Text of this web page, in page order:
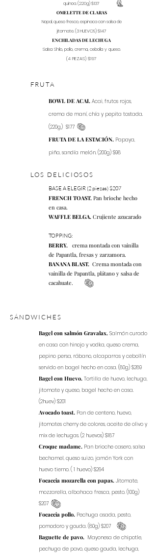
quinoa. (220g) $137
OMELETTE DE CLARAS
Nopal, queso fresco, espinaca con salsa de
jitomate. (3 HUEVOS) $147
ENCHILADAS DE LECHUGA
Salsa Shilo, pollo, crema, cebolla y queso.
(4 PIEZAS) $197
FRUTA
BOWL DE ACAI. Acai, frutos rojos,
crema de maní, chía y pepita tostada.
(220g.) $177
FRUTA DE LA ESTACIÓN. Papaya,
piña, sandía melón. (200g) $98
LOS DELICIOSOS
BASE A ELEGIR (2 piezas) $207
FRENCH TOAST. Pan brioche hecho
en casa.
WAFFLE BELGA. Crujiente azucarado
TOPPING:
BERRY. crema montada con vainilla
de Papantla, fresas y zarzamora.
BANANA BLAST. Crema montada con
vainilla de Papantla, plátano y salsa de
cacahuate.
SÁNDWICHES
Bagel con salmón Gravalax. Salmón curado
en casa con hinojo y vodka, queso crema,
pepino persa, rábano, alcaparras y cebollín
servido en bagel hecho en casa. (80g) $289
Bagel con Huevo. Tortilla de huevo, lechuga,
jitomate y queso, bagel hecho en casa.
(2huev) $201
Avocado toast. Pan de centeno, huevo,
jitomates cherry de colores, aceite de olivo y
mix de lechugas. (2 huevos) $187
Croque madame. Pan brioche casero, salsa
bechamel, queso suizo, jamón York con
huevo tierno. ( 1 huevo) $264
Focaccia mozarella con papas. Jitomate,
mozzarella, albahaca fresca, pesto. (100g)
$207
Focaccia pollo. Pechuga asada, pesto,
pomodoro y gouda. (80g) $207
Baguette de pavo. Mayonesa de chipotle,
pechuga de pavo, queso gouda, lechuga,